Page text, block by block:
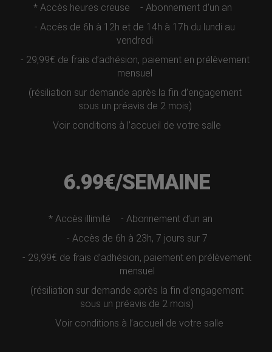
* Accès heures creuse
- Abonnement d’un an
- Accès de 6h à 12h et de 14h à 17h du lundi au
vendredi
- 29,99€ de frais d’adhésion, paiement en prélèvement
mensuel
(résiliation sur demande après la fin d’engagement
sous un préavis de 2 mois)
Voir conditions à l’accueil de votre salle
6.99€/SEMAINE
* Accès illimité
- Abonnement d’un an
- Accès de 6h à 23h, 7 jours sur 7
- 29,99€ de frais d’adhésion, paiement en prélèvement
mensuel
(résiliation sur demande après la fin d’engagement
sous un préavis de 2 mois)
Voir conditions à l’accueil de votre salle